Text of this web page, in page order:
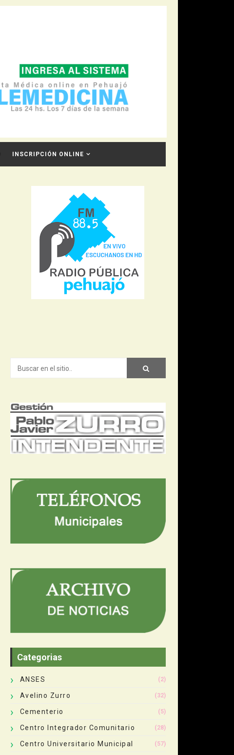
INSCRIPCIÓN ONLINE
Categorias
ANSES (2)
Avelino Zurro (32)
Cementerio (5)
Centro Integrador Comunitario (28)
Centro Universitario Municipal (57)